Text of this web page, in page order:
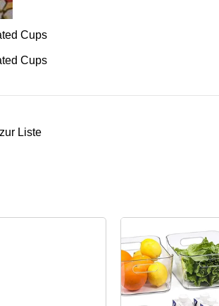
Liste